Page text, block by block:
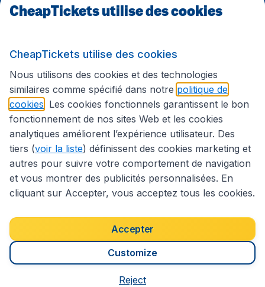
Sites internationaux
Suivez CheapTickets.be
Déclaration d’accessibilité
Conditions générales
Déclaration de confidentialité
Droits d’auteur © 2026
CheapTickets utilise des cookies
CheapTickets utilise des cookies
Nous utilisons des cookies et des technologies
similaires comme spécifié dans notre politique de
cookies . Les cookies fonctionnels garantissent le bon
fonctionnement de nos sites Web et les cookies
analytiques améliorent l’expérience utilisateur. Des
tiers (voir la liste) définissent des cookies marketing et
autres pour suivre votre comportement de navigation
et vous montrer des publicités personnalisées. En
cliquant sur Accepter, vous acceptez tous les cookies.
Accepter
Customize
Reject